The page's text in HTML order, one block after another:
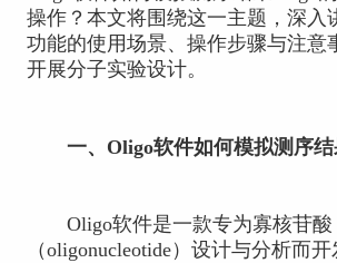
操作？本文将围绕这一主题，深入
功能的使用场景、操作步骤与注意
开展分子实验设计。
一、Oligo软件如何模拟测序结
Oligo软件是一款专为寡核苷酸
（oligonucleotide）设计与分析而